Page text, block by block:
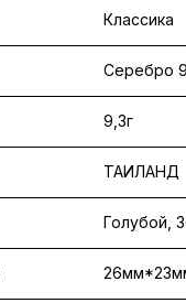
Классика
Серебро
9,3г
ТАИЛАНД
Голубой,